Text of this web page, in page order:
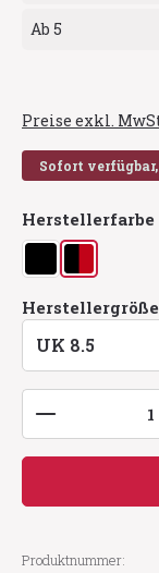
Ab 5
Preise exkl.
Sofort
Herstellerfarbe
schwarzschwarz/rot
Herstellergröße
Produkt
Produktnummer: